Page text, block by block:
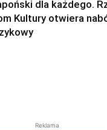
dla każdego.
Kultury otwiera
Reklama